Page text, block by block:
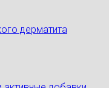
дерматита